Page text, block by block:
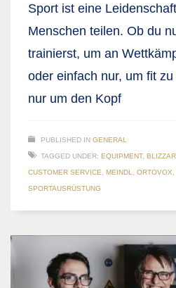
Sport ist eine
Menschen teilen. Ob du
trainierst, um an
oder einfach nur, um fit
nur um den Kopf
PUBLISHED IN GENERAL
TAGGED UNDER: EQUIPMENT,
CUSTOMER SERVICE MEINDL ORTOVOX
SPORTAUSRÜSTUNG